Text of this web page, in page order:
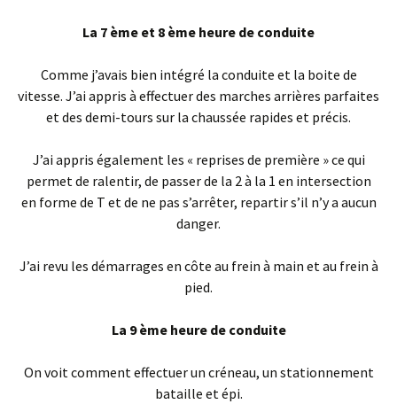
La 7 ème et 8 ème heure de conduite
Comme j’avais bien intégré la conduite et la boite de
vitesse. J’ai appris à effectuer des marches arrières parfaites
et des demi-tours sur la chaussée rapides et précis.
J’ai appris également les « reprises de première » ce qui
permet de ralentir, de passer de la 2 à la 1 en intersection
en forme de T et de ne pas s’arrêter, repartir s’il n’y a aucun
danger.
J’ai revu les démarrages en côte au frein à main et au frein à
pied.
La 9 ème heure de conduite
On voit comment effectuer un créneau, un stationnement
bataille et épi.